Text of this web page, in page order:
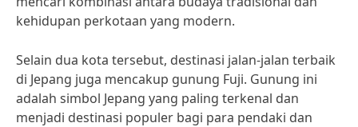
kehidupan perkotaan yang modern.
Selain dua kota tersebut, destinasi jalan-jalan terbaik
di Jepang juga mencakup gunung Fuji. Gunung ini
adalah simbol Jepang yang paling terkenal dan
menjadi destinasi populer bagi para pendaki dan